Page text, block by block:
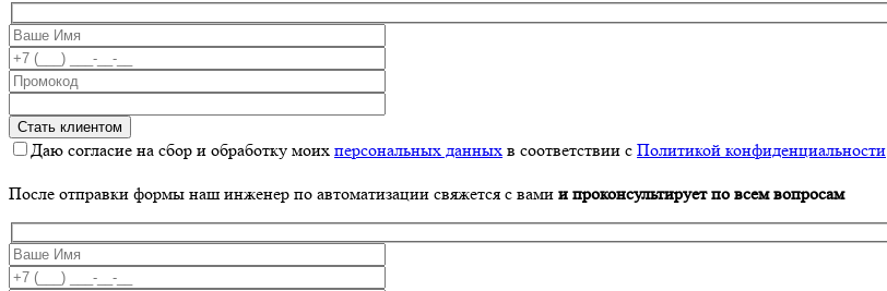
Даю согласие на сбор и обработку моих персональных данных в соответствии с Политикой конфиденциальности
После отправки формы наш инженер по автоматизации свяжется с вами и проконсультирует по всем вопросам